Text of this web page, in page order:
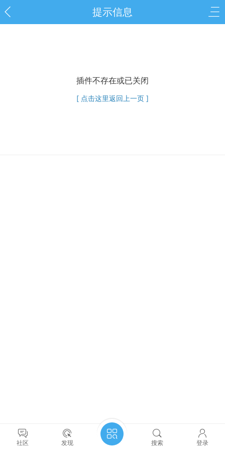
提示信息
插件不存在或已关闭
[ 点击这里返回上一页 ]
社区 发现 搜索 登录